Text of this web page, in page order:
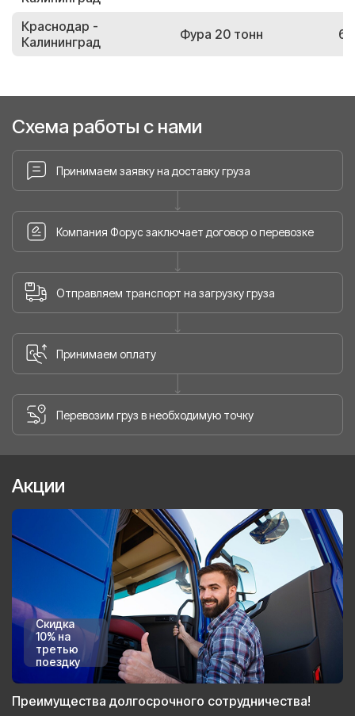
Краснодар -
Калининград
Фура 20 тонн
Схема работы с нами
Принимаем заявку на доставку груза
Компания Форус заключает договор о перевозке
Отправляем транспорт на загрузку груза
Принимаем оплату
Перевозим груз в необходимую точку
Акции
Скидка
10% на
третью
поездку
Преимущества долгосрочного сотрудничества!